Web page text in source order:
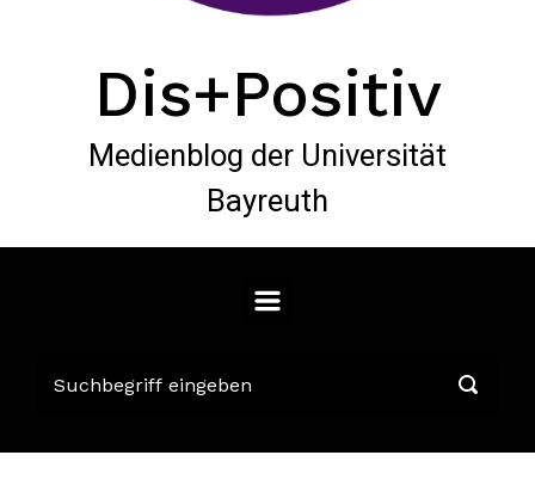
Dis+Positiv
Medienblog der Universität
Bayreuth